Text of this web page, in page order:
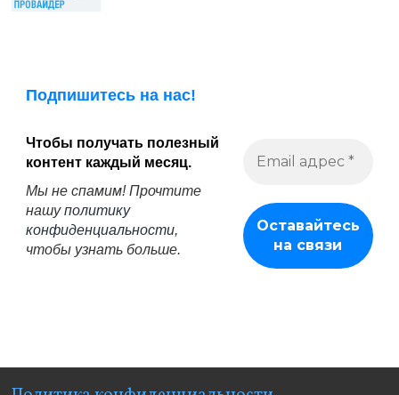
Подпишитесь на нас!
Чтобы получать полезный
контент каждый месяц.
Мы не спамим! Прочтите
нашуполитику
конфиденциальности,
чтобы узнать больше.